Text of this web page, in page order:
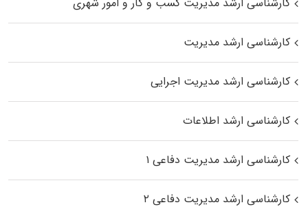
کارشناسی ارشد مدیریت
کارشناسی ارشد مدیریت اجرایی
کارشناسی ارشد اطلاعات
کارشناسی ارشد مدیریت دفاعی ۱
کارشناسی ارشد مدیریت دفاعی ۲